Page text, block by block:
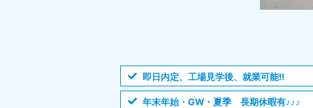
即日内定、工場見学後、就業可能!!
年末年始・GW・夏季 長期休暇有♪♪♪